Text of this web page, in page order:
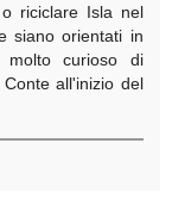
riciclare Isla nel
siano orientati in
molto curioso di
all'inizio del